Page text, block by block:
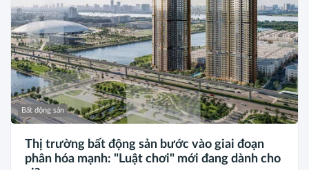
Bất động sản
Thị trường bất động sản bước vào giai đoạn
phân hóa mạnh: "Luật chơi" mới đang dành cho